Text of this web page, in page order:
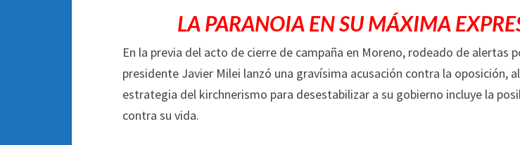
LA PARANOIA EN SU MÁXIMA
En la previa del acto de cierre de campaña en Moreno, rodeado de alertas
presidente Javier Milei lanzó una gravísima acusación contra la oposición,
estrategia del kirchnerismo para desestabilizar a su gobierno incluye la
contra su vida.